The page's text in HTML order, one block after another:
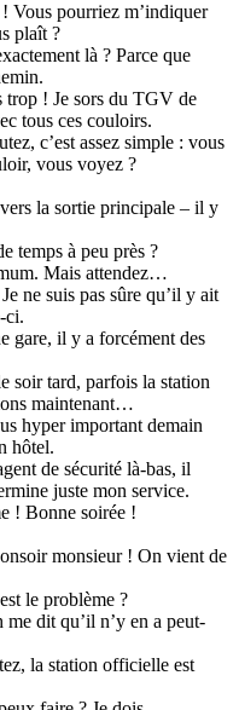
Vous pourriez m’indiquer
plaît ?
là ? Parce que
trop ! Je sors du TGV de
tous ces couloirs.
c’est assez simple : vous
vous voyez ?
la sortie principale – il y
temps à peu près ?
Mais attendez…
ne suis pas sûre qu’il y ait
ci.
gare, il y a forcément des
soir tard, parfois la station
maintenant…
hyper important demain
hôtel.
de sécurité là-bas, il
juste mon service.
! Bonne soirée !
monsieur ! On vient de
le problème ?
me dit qu’il n’y en a peut-
la station officielle est